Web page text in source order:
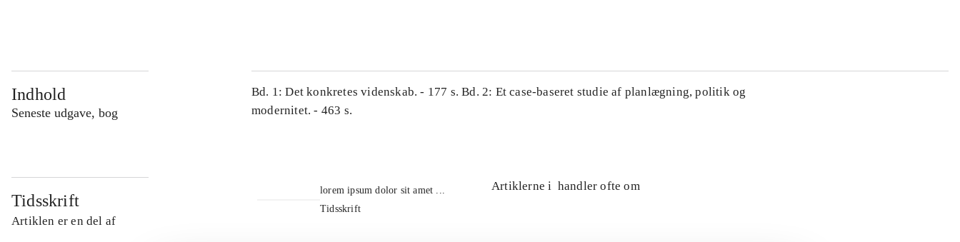
Indhold
Seneste udgave, bog
Bd. 1: Det konkretes videnskab. - 177 s. Bd. 2: Et case-baseret studie af planlægning, politik og
modernitet. - 463 s.
Tidsskrift
Artiklen er en del af
lorem ipsum dolor sit amet ...
Tidsskrift
Artiklerne i handler ofte om